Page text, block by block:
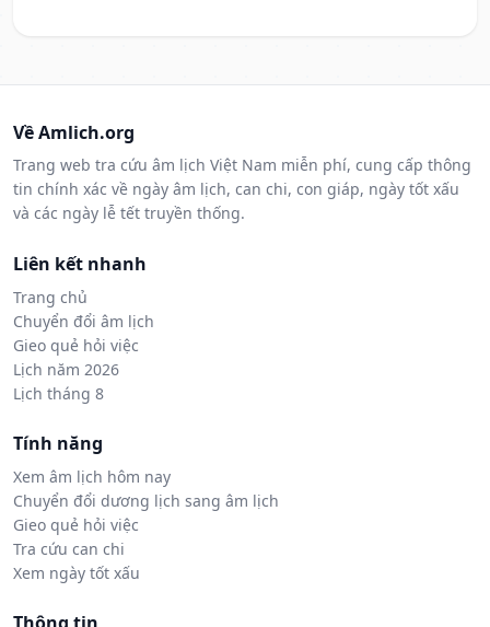
Về Amlich.org
Trang web tra cứu âm lịch Việt Nam miễn phí, cung cấp thông
tin chính xác về ngày âm lịch, can chi, con giáp, ngày tốt xấu
và các ngày lễ tết truyền thống.
Liên kết nhanh
Trang chủ
Chuyển đổi âm lịch
Gieo quẻ hỏi việc
Lịch năm 2026
Lịch tháng 8
Tính năng
Xem âm lịch hôm nay
Chuyển đổi dương lịch sang âm lịch
Gieo quẻ hỏi việc
Tra cứu can chi
Xem ngày tốt xấu